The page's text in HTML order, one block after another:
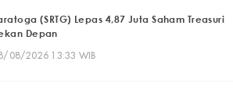
(SRTG) Lepas 4,87 Juta Saham Treasuri
Depan
08/2026 13:33 WIB